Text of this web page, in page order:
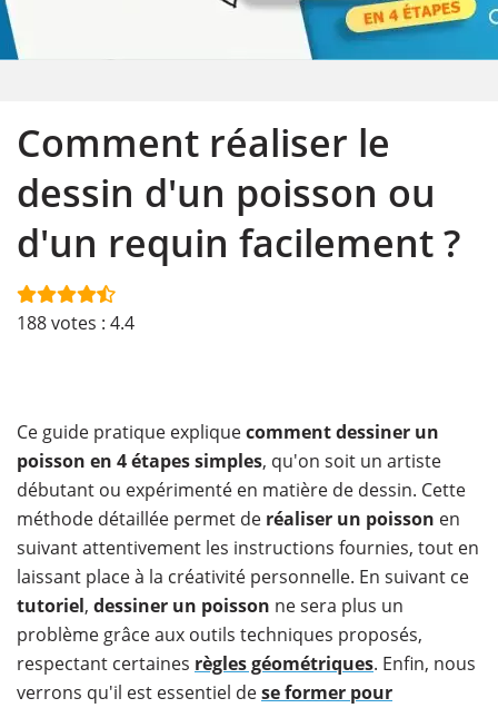
Comment réaliser le
dessin d'un poisson ou
d'un requin facilement ?
188votes : 4.4
​Ce guide pratique expliquecomment dessiner un
poisson en 4 étapes simples, qu'on soit un artiste
débutant ou expérimenté en matière de dessin. Cette
méthode détaillée permet de réaliser un poisson en
suivant attentivement les instructions fournies, tout en
laissant place à la créativité personnelle. En suivant ce
tutoriel, dessiner un poisson ne sera plus un
problème grâce aux outils techniques proposés,
respectant certaines règles géométriques. Enfin, nous
verrons qu'il est essentiel dese former pour